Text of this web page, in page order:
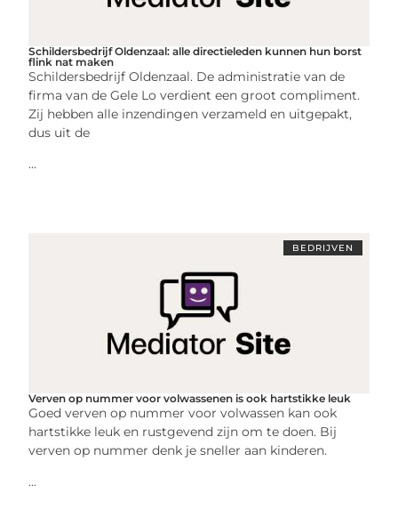
Schildersbedrijf Oldenzaal: alle directieleden kunnen hun borst
flink nat maken
Schildersbedrijf Oldenzaal. De administratie van de
firma van de Gele Lo verdient een groot compliment.
Zij hebben alle inzendingen verzameld en uitgepakt,
dus uit de
...
BEDRIJVEN
Verven op nummer voor volwassenen is ook hartstikke leuk
Goed verven op nummer voor volwassen kan ook
hartstikke leuk en rustgevend zijn om te doen. Bij
verven op nummer denk je sneller aan kinderen.
...